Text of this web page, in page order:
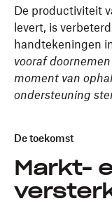
De productiviteit
levert, is
handtekeningen
vooraf
moment van
ondersteuning
De toekomst
Markt-